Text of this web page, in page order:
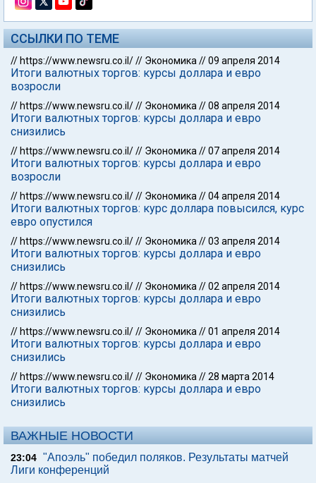
ССЫЛКИ ПО ТЕМЕ
// https://www.newsru.co.il/// Экономика //09 апреля 2014
Итоги валютных торгов: курсы доллара и евро
возросли
// https://www.newsru.co.il/// Экономика //08 апреля 2014
Итоги валютных торгов: курсы доллара и евро
снизились
// https://www.newsru.co.il/// Экономика //07 апреля 2014
Итоги валютных торгов: курсы доллара и евро
возросли
// https://www.newsru.co.il/// Экономика //04 апреля 2014
Итоги валютных торгов: курс доллара повысился, курс
евро опустился
// https://www.newsru.co.il/// Экономика //03 апреля 2014
Итоги валютных торгов: курсы доллара и евро
снизились
// https://www.newsru.co.il/// Экономика //02 апреля 2014
Итоги валютных торгов: курсы доллара и евро
снизились
// https://www.newsru.co.il/// Экономика //01 апреля 2014
Итоги валютных торгов: курсы доллара и евро
снизились
// https://www.newsru.co.il/// Экономика //28 марта 2014
Итоги валютных торгов: курсы доллара и евро
снизились
ВАЖНЫЕ НОВОСТИ
23:04 "Апоэль" победил поляков. Результаты матчей
Лиги конференций